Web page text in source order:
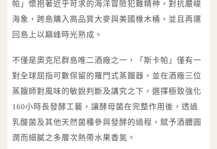
帕」懷抱著近乎苛求的海洋冒險犯難精神，對抗嚴峻
海象，跨島購入高品質大麥與美國橡木桶，並且再運
回島上以巔峰時光熟成。
不僅是奧克尼群島唯二酒廠之一，「斯卡帕」僅有一
對全球屈指可數保留的羅門式蒸餾器，並在酒廠三位
蒸餾師對風味的敏銳判斷及講究之下，選擇極致強化
160小時長發酵工藝，讓酵母菌在完整作用後，透過
乳酸菌及其他天然菌種參與發酵的過程，賦予酒體圓
潤而細膩之多層次熱帶水果香氣。